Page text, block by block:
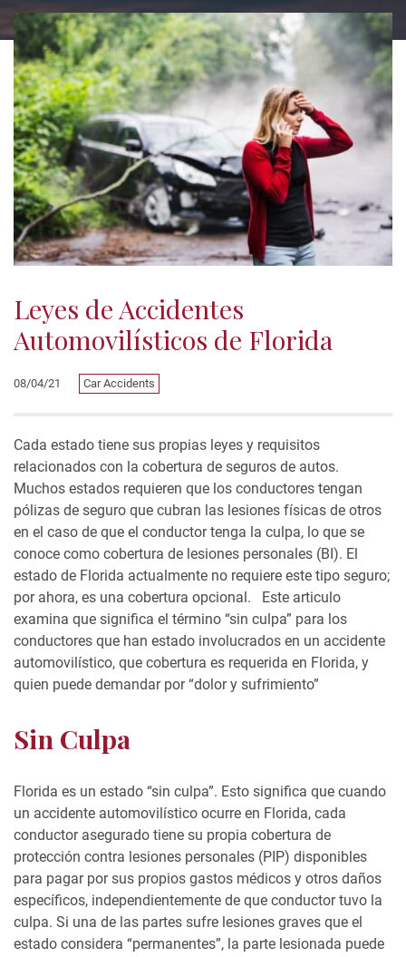
Leyes de Accidentes
Automovilísticos de Florida
08/04/21 Car Accidents
Cada estado tiene sus propias leyes y requisitos
relacionados con la cobertura de seguros de autos.
Muchos estados requieren que los conductores tengan
pólizas de seguro que cubran las lesiones físicas de otros
en el caso de que el conductor tenga la culpa, lo que se
conoce como cobertura de lesiones personales (BI). El
estado de Florida actualmente no requiere este tipo seguro;
por ahora, es una cobertura opcional. Este articulo
examina que significa el término “sin culpa” para los
conductores que han estado involucrados en un accidente
automovilístico, que cobertura es requerida en Florida, y
quien puede demandar por “dolor y sufrimiento”
Sin Culpa
Florida es un estado “sin culpa”. Esto significa que cuando
un accidente automovilístico ocurre en Florida, cada
conductor asegurado tiene su propia cobertura de
protección contra lesiones personales (PIP) disponibles
para pagar por sus propios gastos médicos y otros daños
específicos, independientemente de que conductor tuvo la
culpa. Si una de las partes sufre lesiones graves que el
estado considera “permanentes”, la parte lesionada puede